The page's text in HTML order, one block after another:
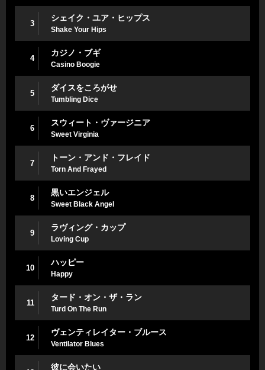
3
シェイク・ユア・ヒップス
Shake Your Hips
4
カジノ・ブギ
Casino Boogie
5
ダイスをころがせ
Tumbling Dice
6
スウィート・ヴァージニア
Sweet Virginia
7
トーン・アンド・フレイド
Torn And Frayed
8
黒いエンジェル
Sweet Black Angel
9
ラヴィング・カップ
Loving Cup
10
ハッピー
Happy
11
タード・オン・ザ・ラン
Turd On The Run
12
ヴェンティレイター・ブルース
Ventilator Blues
彼に会いたい